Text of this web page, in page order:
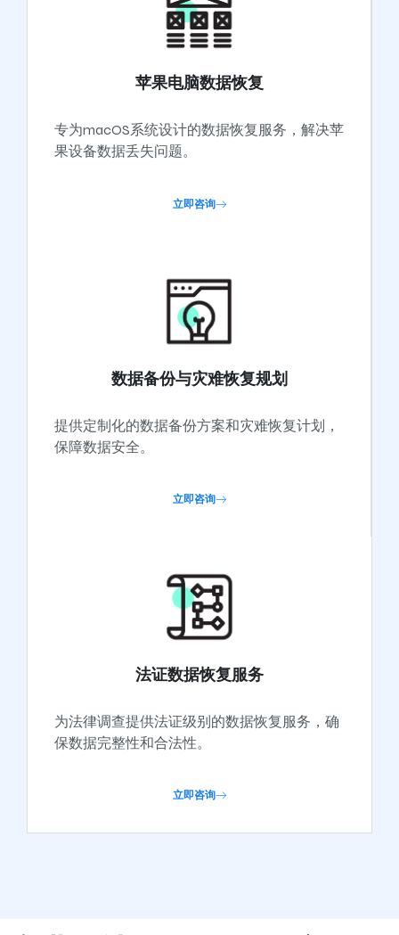
苹果电脑数据恢复
专为macOS系统设计的数据恢复服务，解决苹
果设备数据丢失问题。
立即咨询
数据备份与灾难恢复规划
提供定制化的数据备份方案和灾难恢复计划，
保障数据安全。
立即咨询
法证数据恢复服务
为法律调查提供法证级别的数据恢复服务，确
保数据完整性和合法性。
立即咨询